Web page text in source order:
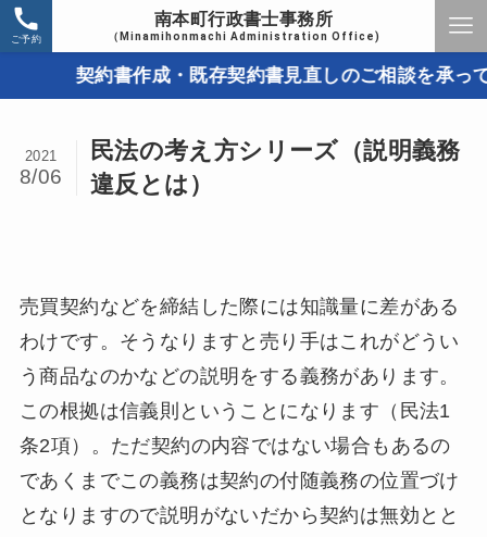
南本町行政書士事務所
（Minamihonmachi Administration Office)
ご予約
契約書作成・既存契約書見直しのご相談を承って
民法の考え方シリーズ（説明義務
違反とは）
2021
8/06
売買契約などを締結した際には知識量に差がある
わけです。そうなりますと売り手はこれがどうい
う商品なのかなどの説明をする義務があります。
この根拠は信義則ということになります（民法1
条2項）。ただ契約の内容ではない場合もあるの
であくまでこの義務は契約の付随義務の位置づけ
となりますので説明がないだから契約は無効とと